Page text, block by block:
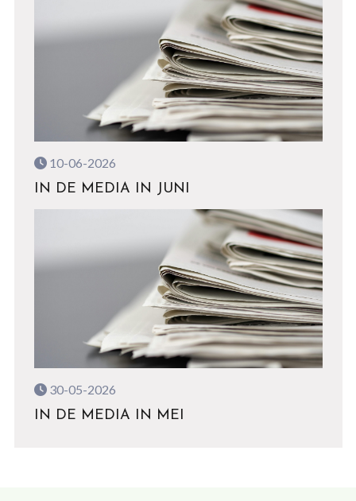
10-06-2026
IN DE MEDIA IN JUNI
30-05-2026
IN DE MEDIA IN MEI